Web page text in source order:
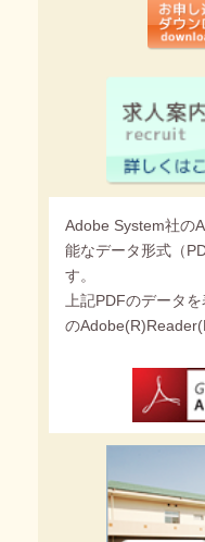
Adobe System社の
能なデータ形式（
す。
上記PDFのデータ
の